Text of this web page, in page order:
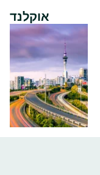
אוקלנד